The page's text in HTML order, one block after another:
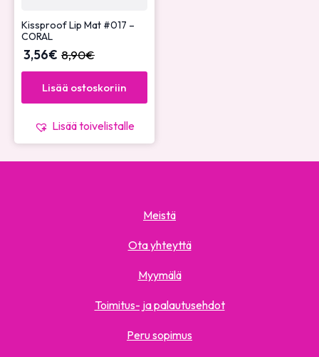
Kissproof Lip Mat #017 –
CORAL
8,90€
3,56€
Lisää ostoskoriin
Lisää toivelistalle
Meistä
Ota yhteyttä
Myymälä
Toimitus- ja palautusehdot
Peru sopimus